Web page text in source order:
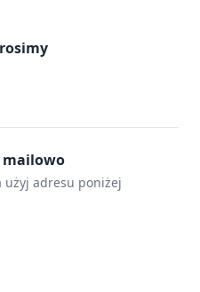
mailowo
użyj adresu poniżej